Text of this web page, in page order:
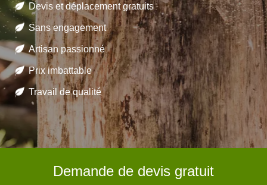
Devis et déplacement gratuits
Sans engagement
Artisan passionné
Prix imbattable
Travail de qualité
Demande de devis gratuit